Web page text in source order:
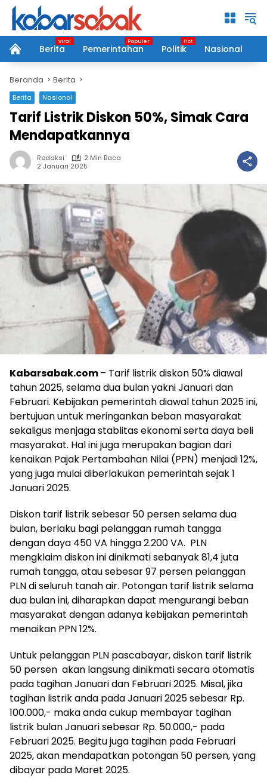
Langsung
konten
home
Berita Pemerintahan Politik Nasional
Beranda Berita
Berita Nasional
Tarif Listrik Diskon 50%, Simak Cara
Mendapatkannya
Redaksi
2 Min Baca
2 Januari 2025
Kabarsabak.com– Tarif listrik diskon 50% diawal
tahun 2025, selama dua bulan yakni Januari dan
Februari. Kebijakan pemerintah diawal tahun 2025 ini,
bertujuan untuk meringankan beban masyarakat
sekaligus menjaga stablitas ekonomi serta daya beli
masyarakat. Hal ini juga merupakan bagian dari
kenaikan Pajak Pertambahan Nilai (PPN) menjadi 12%,
yang juga mulai diberlakukan pemerintah sejak 1
Januari 2025.
Diskon tarif listrik sebesar 50 persen selama dua
bulan, berlaku bagi pelanggan rumah tangga
dengan daya 450 VA hingga 2.200 VA. PLN
mengklaim diskon ini dinikmati sebanyak 81,4 juta
rumah tangga, atau sebesar 97 persen pelanggan
PLN di seluruh tanah air. Potongan tarif listrik selama
dua bulan ini, diharapkan dapat mengurangi beban
masyarakat dengan adanya kebijakan pemerintah
menaikan PPN 12%.
Untuk pelanggan PLN pascabayar, diskon tarif listrik
50 persen akan langsung dinikmati secara otomatis
pada tagihan Januari dan Februari 2025. Misal, jika
tagihan listrik anda pada Januari 2025 sebesar Rp.
100.000,- maka anda cukup membayar tagihan
listrik bulan Januari sebesar Rp. 50.000,- pada
Februari 2025. Begitu juga tagihan pada Februari
2025, akan mendapatkan potongan 50 persen, yang
dibayar pada Maret 2025.